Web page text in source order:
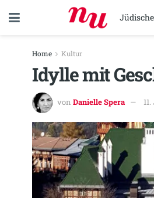
Home Kultur
Idylle mit
von Danielle Spera